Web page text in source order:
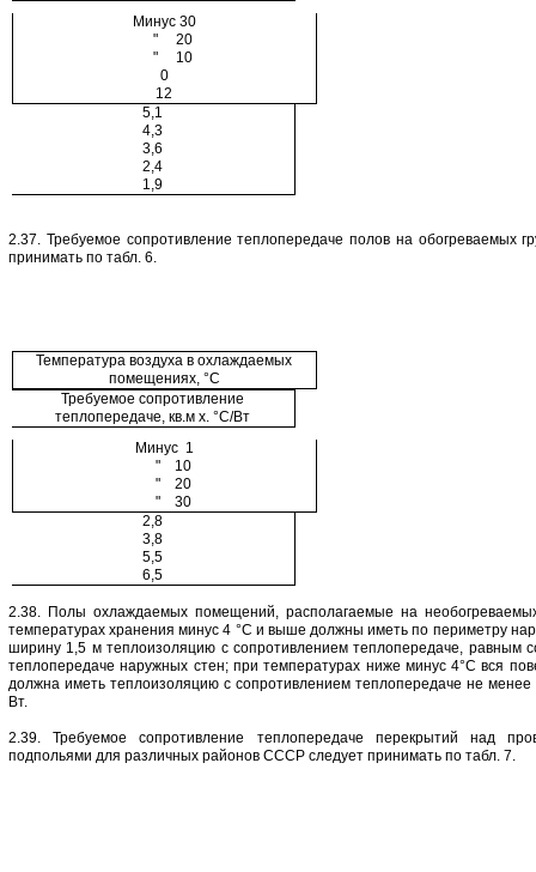
Минус 30
" 20
" 10
0
12
5,1
4,3
3,6
2,4
1,9
2.37. Требуемое сопротивление теплопередаче полов на обогреваемых
принимать по табл. 6.
Температура воздуха в охлаждаемых
помещениях, °С
Требуемое сопротивление
теплопередаче, кв.м х. °С/Вт
Минус 1
" 10
" 20
" 30
2,8
3,8
5,5
6,5
2.38. Полы охлаждаемых помещений, располагаемые на
температурах хранения минус 4 °С и выше должны иметь по периметру
ширину 1,5 м теплоизоляцию с сопротивлением теплопередаче, равным
теплопередаче наружных стен; при температурах ниже минус 4°С вся
должна иметь теплоизоляцию с сопротивлением теплопередаче не
Вт.
2.39. Требуемое сопротивление теплопередаче перекрытий над
подпольями для различных районов СССР следует принимать по табл. 7.